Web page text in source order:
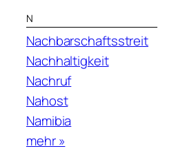
N
Nachbarschaftsstreit
Nachhaltigkeit
Nachruf
Nahost
Namibia
mehr »